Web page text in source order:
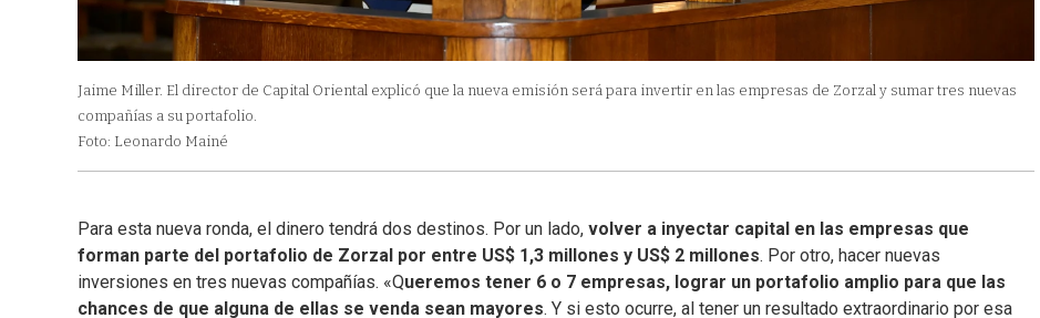
Jaime Miller. El director de Capital Oriental explicó que la nueva emisión será para invertir en las empresas de Zorzal y sumar tres nuevas
compañías a su portafolio.
Foto: Leonardo Mainé
Para esta nueva ronda, el dinero tendrá dos destinos. Por un lado, volver a inyectar capital en las empresas que
forman parte del portafolio de Zorzal por entre US$ 1,3 millones y US$ 2 millones. Por otro, hacer nuevas
inversiones en tres nuevas compañías. «Queremos tener 6 o 7 empresas, lograr un portafolio amplio para que las
chances de que alguna de ellas se venda sean mayores. Y si esto ocurre, al tener un resultado extraordinario por esa